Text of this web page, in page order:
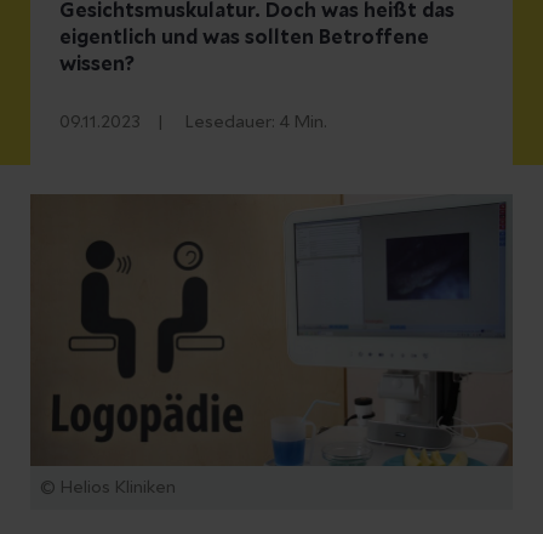
Gesichtsmuskulatur. Doch was heißt das
eigentlich und was sollten Betroffene
wissen?
09.11.2023 Lesedauer: 4 Min.
© Helios Kliniken